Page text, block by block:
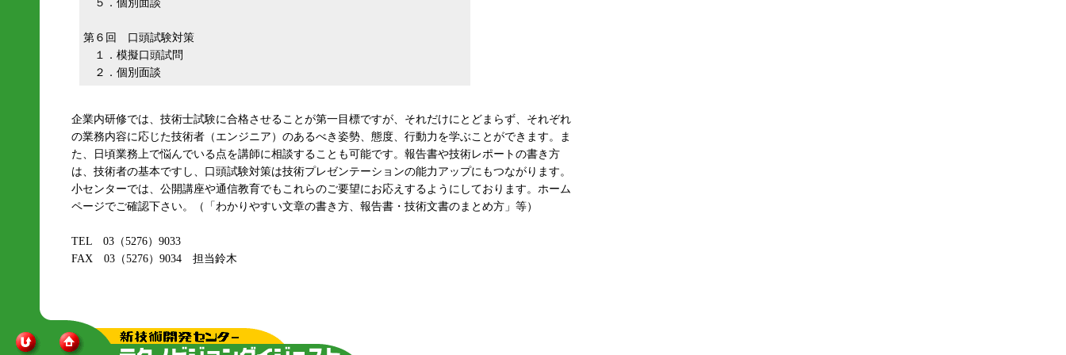
５．個別面談
第６回 口頭試験対策
１．模擬口頭試問
２．個別面談
企業内研修では、技術士試験に合格させることが第一目標ですが、それだけにとどまらず、それぞれ
の業務内容に応じた技術者（エンジニア）のあるべき姿勢、態度、行動力を学ぶことができます。ま
た、日頃業務上で悩んでいる点を講師に相談することも可能です。報告書や技術レポートの書き方
は、技術者の基本ですし、口頭試験対策は技術プレゼンテーションの能力アップにもつながります。
小センターでは、公開講座や通信教育でもこれらのご要望にお応えするようにしております。ホーム
ページでご確認下さい。（「わかりやすい文章の書き方、報告書・技術文書のまとめ方」等）
TEL 03（5276）9033
FAX 03（5276）9034 担当鈴木